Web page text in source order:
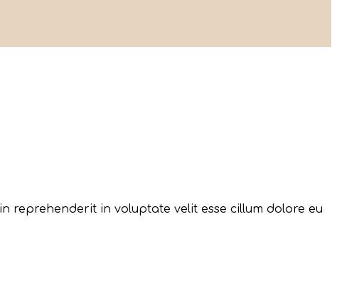
reprehenderit in voluptate velit esse cillum dolore eu